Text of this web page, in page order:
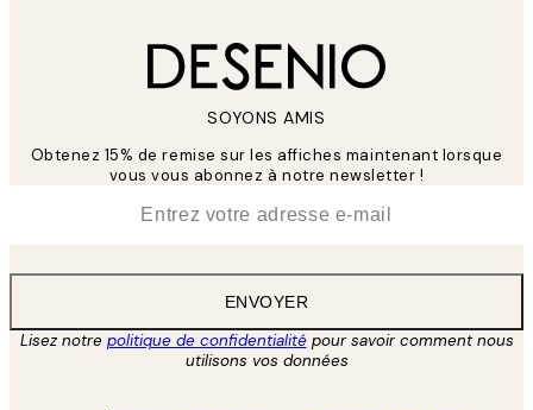
SOYONS AMIS
Obtenez 15% de remise sur les affiches maintenant lorsque
vous vous abonnez à notre newsletter !
ENVOYER
Lisez notre politique de confidentialitépour savoir comment nous
utilisons vos données